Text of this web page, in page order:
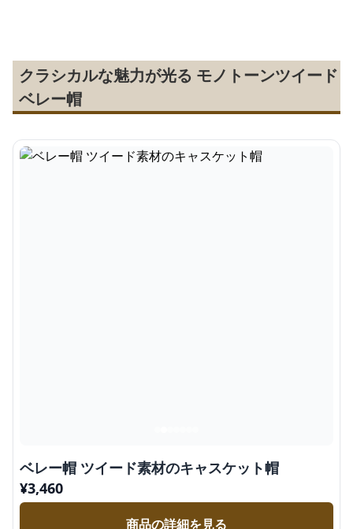
クラシカルな魅力が光る モノトーンツイード
ベレー帽
ベレー帽 ツイード素材のキャスケット帽
¥3,460
商品の詳細を見る